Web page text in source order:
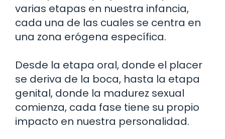
varias etapas en nuestra infancia,
cada una de las cuales se centra en
una zona erógena específica.
Desde la etapa oral, donde el placer
se deriva de la boca, hasta la etapa
genital, donde la madurez sexual
comienza, cada fase tiene su propio
impacto en nuestra personalidad.